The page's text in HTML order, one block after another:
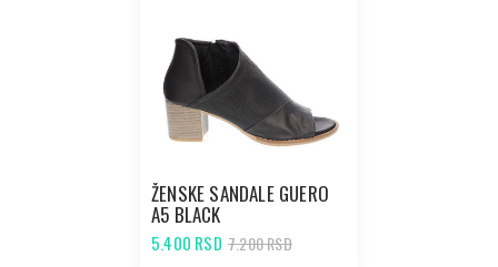
ŽENSKE SANDALE GUERO
A5 BLACK
5.400 RSD 7.200 RSD